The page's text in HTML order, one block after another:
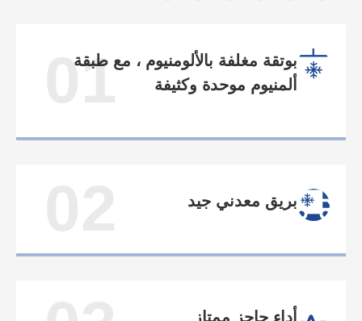
بوتقة مغلفة بالألومنيوم ، مع طبقة
ألمنيوم موحدة وكثيفة
01
بريق معدني جيد
أداء حاجز ممتاز